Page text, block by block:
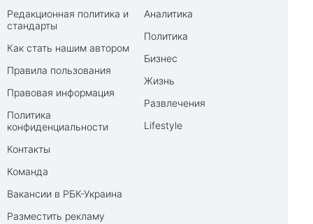
Редакционная политика и
стандарты
Как стать нашим автором
Правила пользования
Правовая информация
Политика
конфиденциальности
Контакты
Команда
Вакансии в РБК-Украина
Разместить рекламу
Аналитика
Политика
Бизнес
Жизнь
Развлечения
Lifestyle